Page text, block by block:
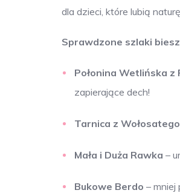
dla dzieci, które lubią
Sprawdzone szlaki
Połonina Wetlińska z
zapierające dech!
Tarnica z Wołosatego
Mała i Duża Rawka –
Bukowe Berdo – mniej